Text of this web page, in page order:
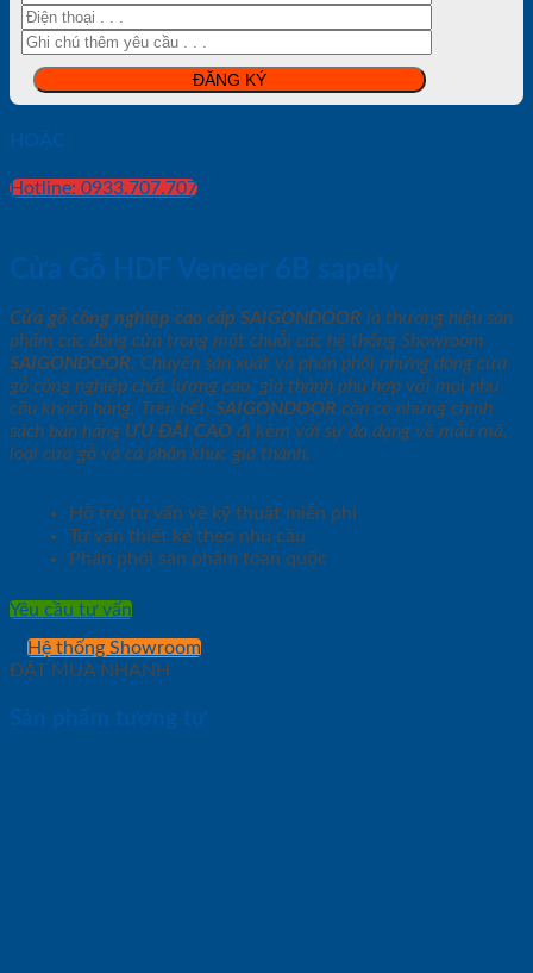
HOẶC
Hotline: 0933.707.707
Cửa Gỗ HDF Veneer 6B sapely
Cửa gỗ công nghiệp cao cấp SAIGONDOOR là thương hiệu sản
phẩm các dòng cửa trong một chuỗi các hệ thống Showroom
SAIGONDOOR. Chuyên sản xuất và phân phối những dòng cửa
gỗ công nghiệp chất lượng cao, giá thành phù hợp với mọi nhu
cầu khách hàng. Trên hết, SAIGONDOOR còn có những chính
sách bán hàng ƯU ĐÃI CAO đi kèm với sự đa dạng về mẫu mã,
loại cửa gỗ và cả phân khúc giá thành.
Hỗ trợ tư vấn về kỹ thuật miễn phí
Tư vấn thiết kế theo nhu cầu
Phân phối sản phẩm toàn quốc
Yêu cầu tư vấn
Hệ thống Showroom
ĐẶT MUA NHANH
Sản phẩm tương tự